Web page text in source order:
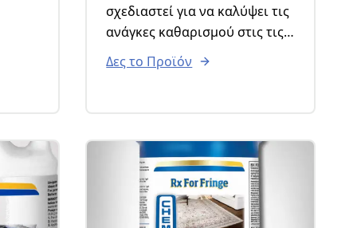
σχεδιαστεί για να καλύψει τις
ανάγκες καθαρισμού στις τις
πιο δύσκολες προκλήσεις που
αντιμετωπίζουν οι
προϊόν, για χρήση με μηχανές
extraction. Εξαιρετικό
αποτέλεσμα με μηδενικά
κατάλοιπα και για αυτόματα
Δες το Προϊόν